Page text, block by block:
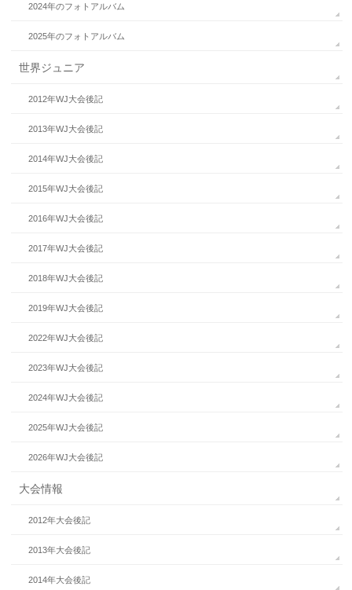
2024年のフォトアルバム
2025年のフォトアルバム
世界ジュニア
2012年WJ大会後記
2013年WJ大会後記
2014年WJ大会後記
2015年WJ大会後記
2016年WJ大会後記
2017年WJ大会後記
2018年WJ大会後記
2019年WJ大会後記
2022年WJ大会後記
2023年WJ大会後記
2024年WJ大会後記
2025年WJ大会後記
2026年WJ大会後記
大会情報
2012年大会後記
2013年大会後記
2014年大会後記